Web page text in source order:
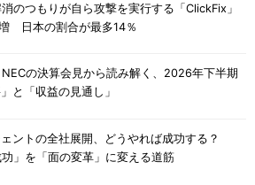
のつもりが自ら攻撃を実行する「ClickFix」
日本の割合が最多14％
の決算会見から読み解く、2026年下半期
」と「収益の見通し」
ントの全社展開、どうやれば成功する？
功」を「面の変革」に変える道筋